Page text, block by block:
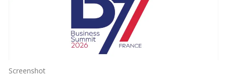
Screenshot